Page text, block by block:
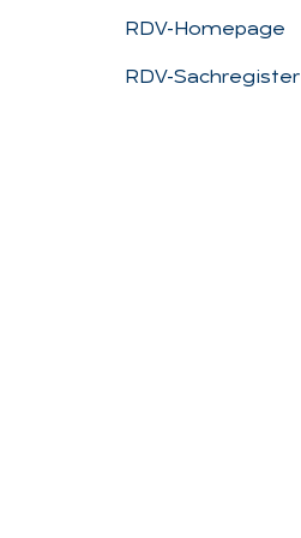
RDV-Homepage
RDV-Sachregister